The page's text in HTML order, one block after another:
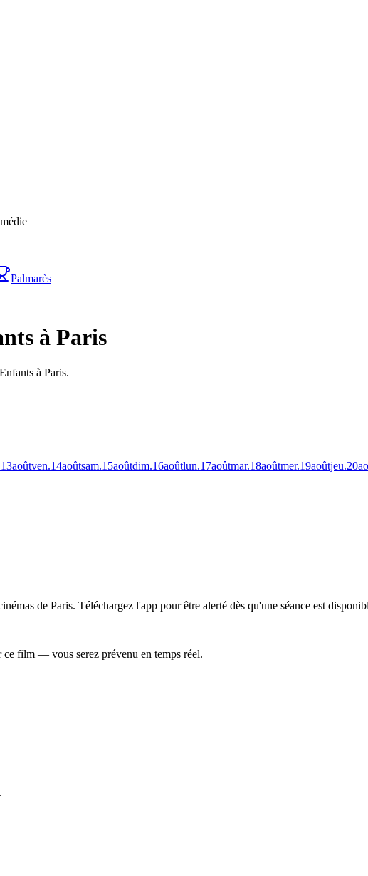
Palmarès
à Paris
à Paris.
13aoûtven.14aoûtsam.15aoûtdim.16aoûtlun.17aoûtmar.18aoûtmer.19aoûtjeu.20
de Paris. Téléchargez l'app pour être alerté dès qu'une séance est
film — vous serez prévenu en temps réel.